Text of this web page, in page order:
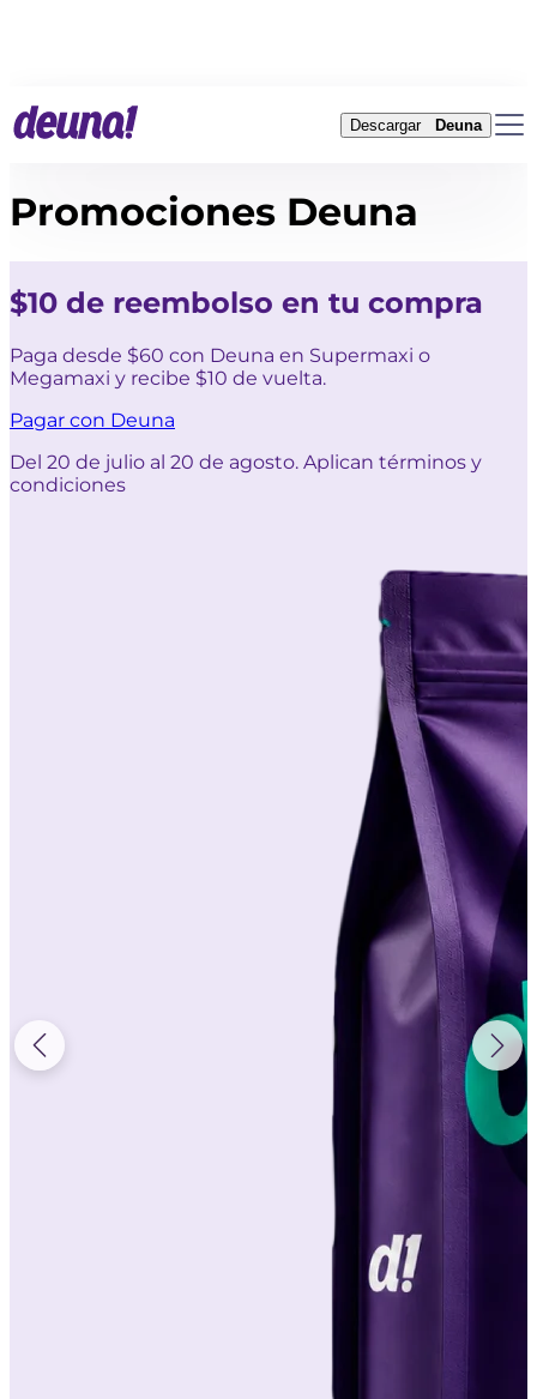
Descargar Deuna
Promociones Deuna
$10 de reembolso en tu compra
Paga desde $60 con Deuna en Supermaxi o
Megamaxi y recibe $10 de vuelta.
Pagar con Deuna
Del 20 de julio al 20 de agosto. Aplican términos y
condiciones